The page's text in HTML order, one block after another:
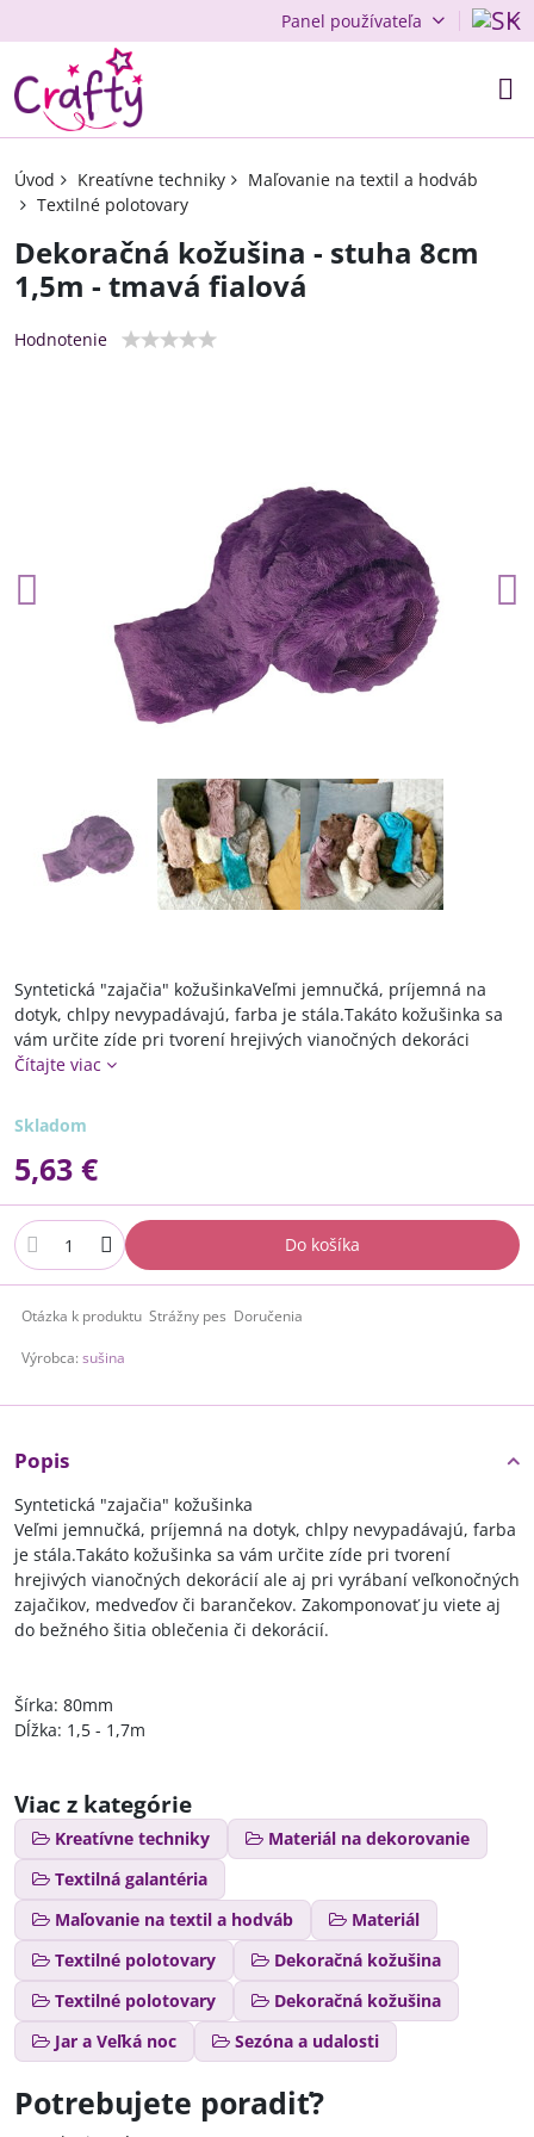
Panel používateľa
Úvod Kreatívne techniky
Maľovanie na textil a hodváb
Textilné polotovary
Dekoračná kožušina - stuha 8cm
1,5m - tmavá fialová
Hodnotenie
Syntetická "zajačia" kožušinkaVeľmi jemnučká, príjemná na
dotyk, chlpy nevypadávajú, farba je stála.Takáto kožušinka sa
vám určite zíde pri tvorení hrejivých vianočných dekoráci
Čítajte viac
Skladom
5,63 €
Do košíka
Otázka k produktu Strážny pes Doručenia
Výrobca: sušina
Popis
Syntetická "zajačia" kožušinka
Veľmi jemnučká, príjemná na dotyk, chlpy nevypadávajú, farba
je stála.Takáto kožušinka sa vám určite zíde pri tvorení
hrejivých vianočných dekorácií ale aj pri vyrábaní veľkonočných
zajačikov, medveďov či barančekov. Zakomponovať ju viete aj
do bežného šitia oblečenia či dekorácií.
Šírka: 80mm
Dĺžka: 1,5 - 1,7m
Viac z kategórie
Kreatívne techniky
Materiál na dekorovanie
Textilná galantéria
Maľovanie na textil a hodváb
Materiál
Textilné polotovary
Dekoračná kožušina
Textilné polotovary
Dekoračná kožušina
Jar a Veľká noc
Sezóna a udalosti
Potrebujete poradiť?